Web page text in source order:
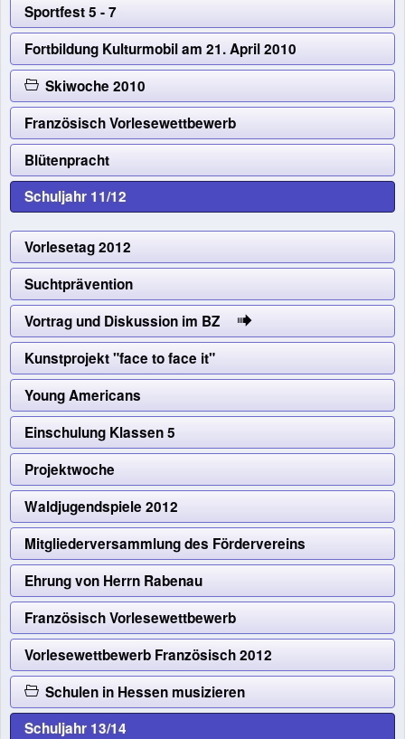
Sportfest 5 - 7
Fortbildung Kulturmobil am 21. April 2010
Skiwoche 2010
Französisch Vorlesewettbewerb
Blütenpracht
Schuljahr 11/12
Vorlesetag 2012
Suchtprävention
Vortrag und Diskussion im BZ
Kunstprojekt "face to face it"
Young Americans
Einschulung Klassen 5
Projektwoche
Waldjugendspiele 2012
Mitgliederversammlung des Fördervereins
Ehrung von Herrn Rabenau
Französisch Vorlesewettbewerb
Vorlesewettbewerb Französisch 2012
Schulen in Hessen musizieren
Schuljahr 13/14